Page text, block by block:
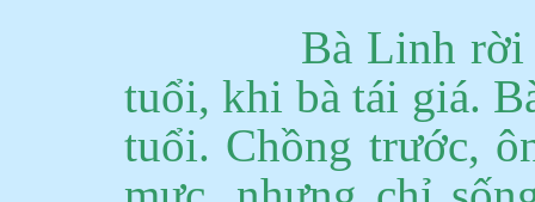
Bà Linh rời
tuổi, khi bà tái giá.
tuổi. Chồng trước,